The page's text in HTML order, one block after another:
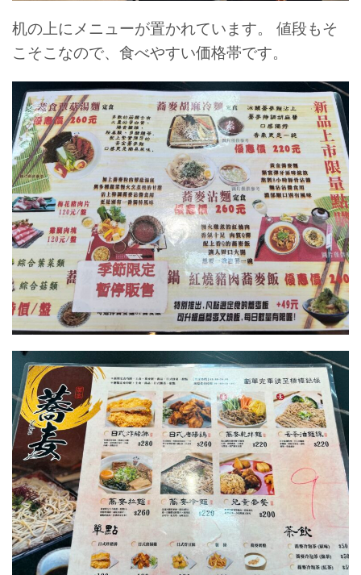
机の上にメニューが置かれています。
値段もそ
こそこなので、食べやすい価格帯です。